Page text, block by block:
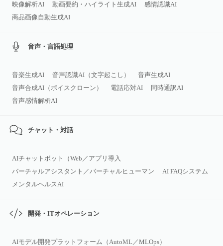
映像解析AI
動画要約・ハイライト生成AI
感情認識AI
商品画像自動生成AI
音声・言語処理
音楽生成AI 音声認識AI（文字起こし）
音声生成AI
音声合成AI（ボイスクローン）
電話応対AI
同時通訳AI
音声感情解析AI
チャット・対話
AIチャットボット（Web／アプリ導入
バーチャルアシスタント／バーチャルヒューマン
AI FAQシステム
メンタルヘルスAI
開発・ITオペレーション
AIモデル開発プラットフォーム（AutoML／MLOps）